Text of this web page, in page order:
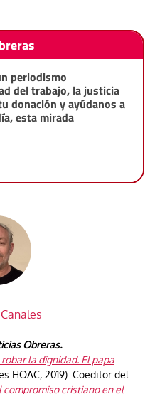
periodismo
del trabajo, la justicia
donación y ayúdanos a
esta mirada
Obreras.
la dignidad. El papa
HOAC, 2019). Coeditor del
compromiso cristiano en el